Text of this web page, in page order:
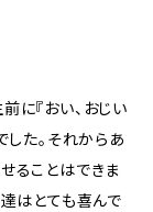
に『おい、おじい
した。それからあ
ることはできま
はとても喜んで